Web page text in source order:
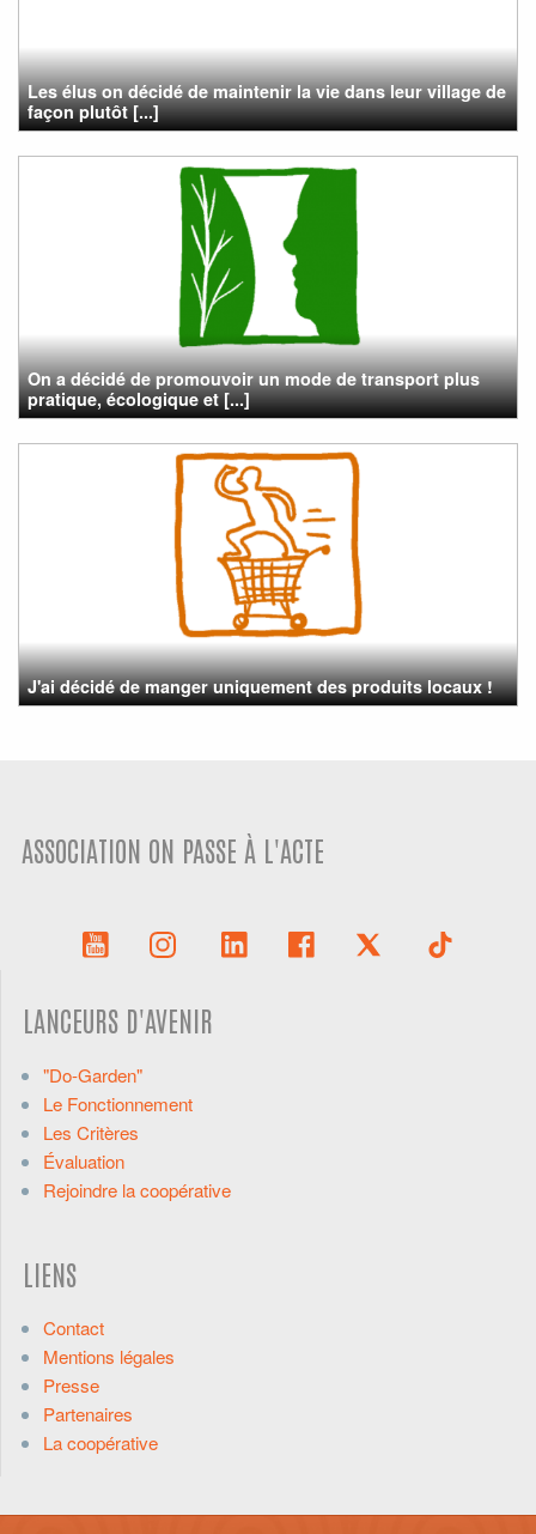
Les élus on décidé de maintenir la vie dans leur village de
façon plutôt [...]
On a décidé de promouvoir un mode de transport plus
pratique, écologique et [...]
J'ai décidé de manger uniquement des produits locaux !
ASSOCIATION ON PASSE À L'ACTE
LANCEURS D'AVENIR
"Do-Garden"
Le Fonctionnement
Les Critères
Évaluation
Rejoindre la coopérative
LIENS
Contact
Mentions légales
Presse
Partenaires
La coopérative